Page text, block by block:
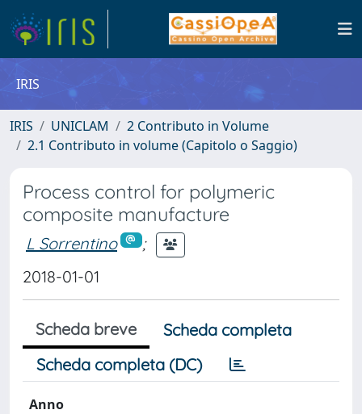
IRIS
IRIS UNICLAM
2 Contributo in Volume
2.1 Contributo in volume (Capitolo o Saggio)
Process control for polymeric
composite manufacture
L Sorrentino
;
2018-01-01
Scheda breve
Scheda completa
Scheda completa (DC)
Anno